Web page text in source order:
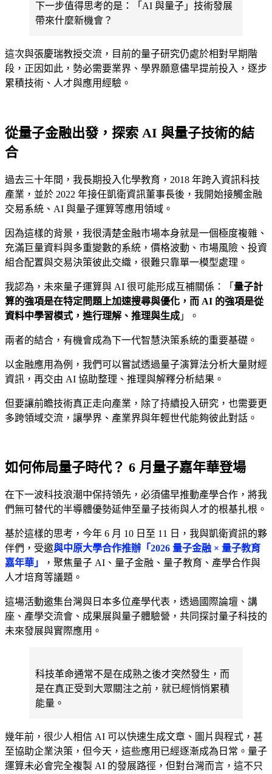
下一步值得思考的是：「AI 與量子」技術發展
帶來什麼新機會？
這次與張慶瑞教授交流，目前的量子研究仍處於相對早期階
段，正因如此，勢必需要業界、學界願意儘早提前投入，逐步
累積技術、人才與應用經驗。
從量子金融出發，探索 AI 與量子技術的結
合
過去三十年間，我長期投入化學教育，2018 年跨入資訊科技
產業，並於 2022 年接任凱衛資訊董事長後，我開始接觸金融
交易系統、AI 與量子運算等應用領域。
因為這樣的背景，我很清楚金融市場本身就是一個極度複雜、
充滿巨量資料與多重變數的系統，價格波動、市場風險、投資
組合配置與交易決策彼此交織，很難只靠單一模型處理。
我認為，未來量子運算與 AI 很可能形成互補關係：「 量子計
算的強項是在特定問題上加速搜尋與優化，而 AI 的強項是從
資料中學習模式，進行理解、推理與生成 」。
兩者的結合，有機會成為下一代智慧決策系統的重要基礎。
以金融應用為例，我們可以嘗試透過量子演算法分析大量財經
資訊，再交由 AI 協助整理、推理與解釋分析結果。
但要讓前瞻技術真正走向產業，除了持續投入研究，也需要更
多跨領域交流，讓學界、產業界與年輕世代能夠彼此對話。
如何佈局量子時代？ 6 月量子嘉年華登場
在下一波科技浪潮中保持領先，必須儘早推動產學合作，將我
們無可替代的半導體優勢延伸至量子技術與人才的根基扎根。
基於這樣的思考，今年 6 月 10 日至 11 日，我與凱衛資訊的夥
伴們，受邀與中原大學合作推辦「2026 量子金融 × 量子教育
嘉年華」
，聚焦量子 AI、量子金融、量子教育、產學合作與
人才培育等議題。
這場活動邀集台灣與日本多位產學代表，透過國際論壇、講
座、產學交流會、成果展與量子體驗營，共同探討量子科技的
未來發展與實際應用。
科技革命通常不是在成熟之後才突然發生，而
是在真正受到大眾關注之前，就已經悄悄累積
能量。
幾年前，很少人相信 AI 可以快速生成文章、圖片與程式，甚
至協助企業決策，但今天，這些應用已經逐漸成為日常。量子
運算未必會完全複製 AI 的發展路徑，但對台灣而言，這不只